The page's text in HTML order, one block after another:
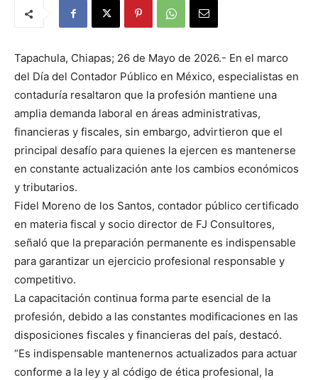
Tapachula, Chiapas; 26 de Mayo de 2026.- En el marco
del Día del Contador Público en México, especialistas en
contaduría resaltaron que la profesión mantiene una
amplia demanda laboral en áreas administrativas,
financieras y fiscales, sin embargo, advirtieron que el
principal desafío para quienes la ejercen es mantenerse
en constante actualización ante los cambios económicos
y tributarios.
Fidel Moreno de los Santos, contador público certificado
en materia fiscal y socio director de FJ Consultores,
señaló que la preparación permanente es indispensable
para garantizar un ejercicio profesional responsable y
competitivo.
La capacitación continua forma parte esencial de la
profesión, debido a las constantes modificaciones en las
disposiciones fiscales y financieras del país, destacó.
“Es indispensable mantenernos actualizados para actuar
conforme a la ley y al código de ética profesional, la